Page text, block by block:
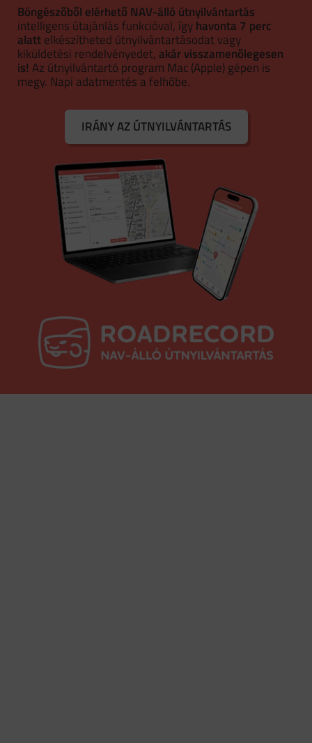
Böngészőből elérhető NAV-álló útnyilvántartás
intelligens útajánlás funkcióval, ígyhavonta 7 perc
alattelkészítheted útnyilvántartásodat vagy
kiküldetési rendelvényedet,akár visszamenőlegesen
is! Az útnyilvántartó program Mac (Apple) gépen is
megy. Napi adatmentés a felhőbe.
IRÁNY AZ ÚTNYILVÁNTARTÁS